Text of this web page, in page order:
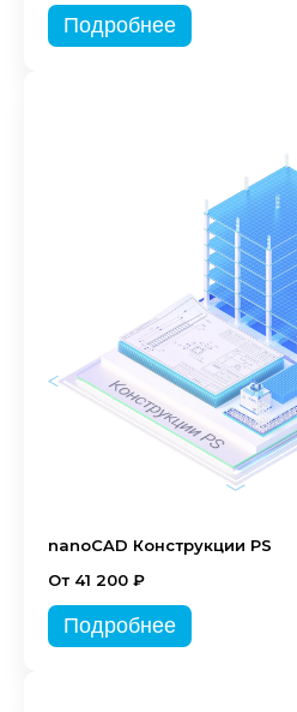
Подробнее
nanoCAD Конструкции PS
От 41 200 ₽
Подробнее